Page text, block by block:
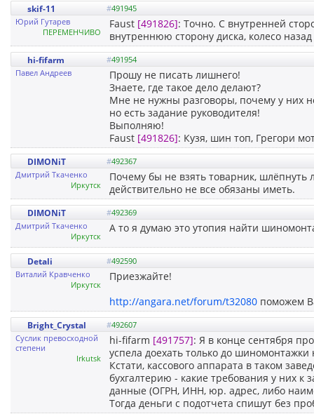
skif-11 #491945
Юрий Гутарев
ПЕРЕМЕНЧИВО
Faust [491826]: Точно. С внутренней
внутреннюю сторону диска, колесо
hi-fifarm #491954
Павел Андреев
Прошу не писать лишнего!
Знаете, где такое дело делают?
Мне не нужны разговоры, почему у них
но есть задание руководителя!
Выполняю!
Faust [491826]: Кузя, шин топ, Грегори
DIMONiT #492367
Дмитрий Ткаченко
Иркутск
Почему бы не взять товарник, шлёпнуть
действительно не все обязаны иметь.
DIMONiT #492369
Дмитрий Ткаченко
Иркутск
А то я думаю это утопия найти
Detali #492590
Виталий Кравченко
Иркутск
Приезжайте!
http://angara.net/forum/t32080 поможем
Bright_Crystal #492607
Суслик превосходной
степени
Irkutsk
hi-fifarm [491757]: Я в конце сентября
успела доехать только до
Кстати, кассового аппарата в таком
бухгалтерию - какие требования у них
данные (ОГРН, ИНН, юр. адрес, либо
Тогда деньги с подотчета спишут без